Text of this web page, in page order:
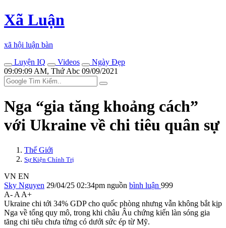
Xã Luận
xã hội luận bàn
Luyện IQ
Videos
Ngày Đẹp
09:09:09 AM, Thứ Abc 09/09/2021
Nga “gia tăng khoảng cách”
với Ukraine về chi tiêu quân sự
Thế Giới
Sự Kiện Chính Trị
VN EN
Sky Nguyen 29/04/25 02:34pm nguồn bình luận 999
A- A A+
Ukraine chi tới 34% GDP cho quốc phòng nhưng vẫn không bắt kịp
Nga về tổng quy mô, trong khi châu Âu chứng kiến làn sóng gia
tăng chi tiêu chưa từng có dưới sức ép từ Mỹ.